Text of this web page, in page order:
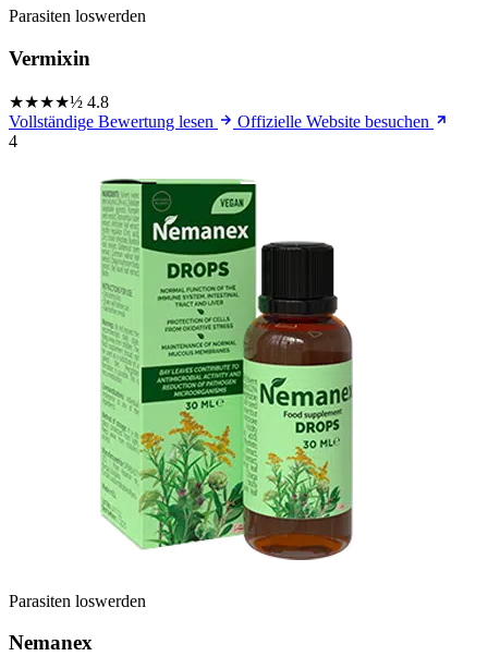
Parasiten loswerden
Vermixin
★★★★½ 4.8
Vollständige Bewertung lesen
Offizielle Website besuchen
4
Parasiten loswerden
Nemanex